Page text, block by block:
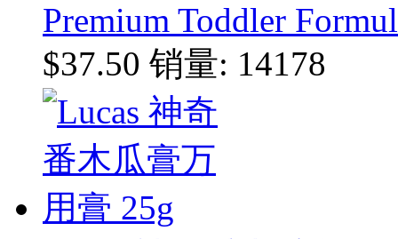
Premium Toddler
$37.50 销量: 14178